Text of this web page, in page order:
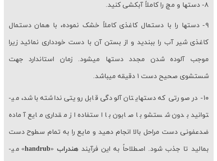
۸- دست­ها و مچ را کاملاً آبکشی کنید.
۹- دست­ها را با دستمال کاغذی کاملاً خشک نموده، با همان دستمال
کاغذی شیر آب را ببندید و از بستن آن با دست خودداری نمائید زیرا
موجب آلوده شدن مجدد دست­ها می­شود. زمان استاندارد جهت
شستشوی صحیح دست ۱ دقیقه می­باشد.
۱۰- در صورتی که دست­هایتان آلودگی قابل رویتی نداشته باشد، می­
توانید بدون شستشو با صابون با استفاده از مقداری مایع آماده
ضدعفونی دست مراحل بالا انجام دهید و مایع را به تمام سطوح دست
بمالید تا جذب شود. اصطلاحاً به این فرآیندهندراب «
handrub» می­